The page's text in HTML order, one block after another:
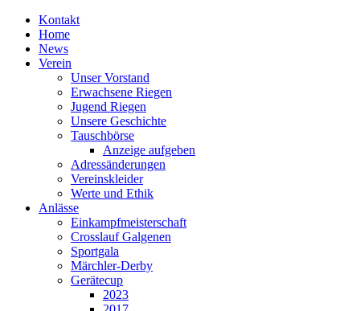
Kontakt
Home
News
Verein
Unser Vorstand
Erwachsene Riegen
Jugend Riegen
Unsere Geschichte
Tauschbörse
Anzeige aufgeben
Adressänderungen
Vereinskleider
Werte und Ethik
Anlässe
Einkampfmeisterschaft
Crosslauf Galgenen
Sportgala
Märchler-Derby
Gerätecup
2023